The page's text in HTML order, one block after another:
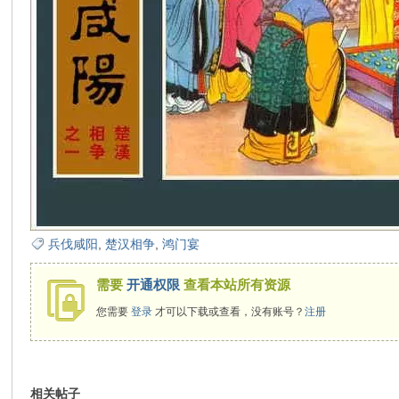
兵伐咸阳 ,楚汉相争 ,鸿门宴
需要开通权限 查看本站所有资源
您需要登录 才可以下载或查看，没有账号？注册
相关帖子